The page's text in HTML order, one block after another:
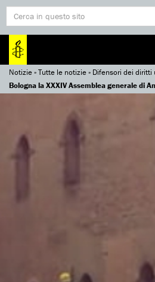
Notizie»Tutte le notizie» Difensori dei diritti
Bologna la XXXIV Assemblea generale di